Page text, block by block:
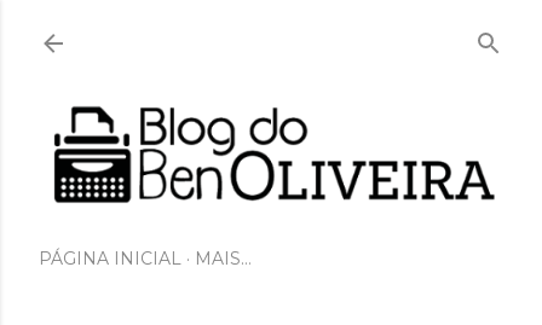
PÁGINA INICIAL MAIS…